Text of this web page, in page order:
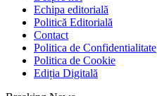
Echipa editorială
Politică Editorială
Contact
Politica de Confidentialitate
Politica de Cookie
Ediția Digitală